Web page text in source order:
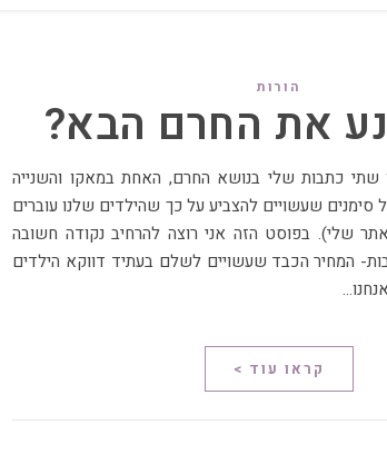
הורות
את החרם הבא?
סימנים שעשויים להצביע על כך שהילדים שלנו עוברים
שלי). בפוסט הזה אני רוצה להרחיב נקודה חשובה
המחיר הכבד שעשויים לשלם בעתיד דווקא הילדים
קראו עוד >